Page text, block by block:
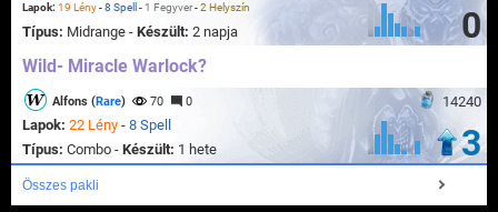
Lapok: 19 Lény-8 Spell - 1 Fegyver-2 Helyszín
Típus: Midrange - Készült: 2 napja 0
Wild- Miracle Warlock?
14240
Alfons (Rare) 70 0
Lapok: 22 Lény - 8 Spell
Típus: Combo - Készült: 1 hete 3
Összes pakli